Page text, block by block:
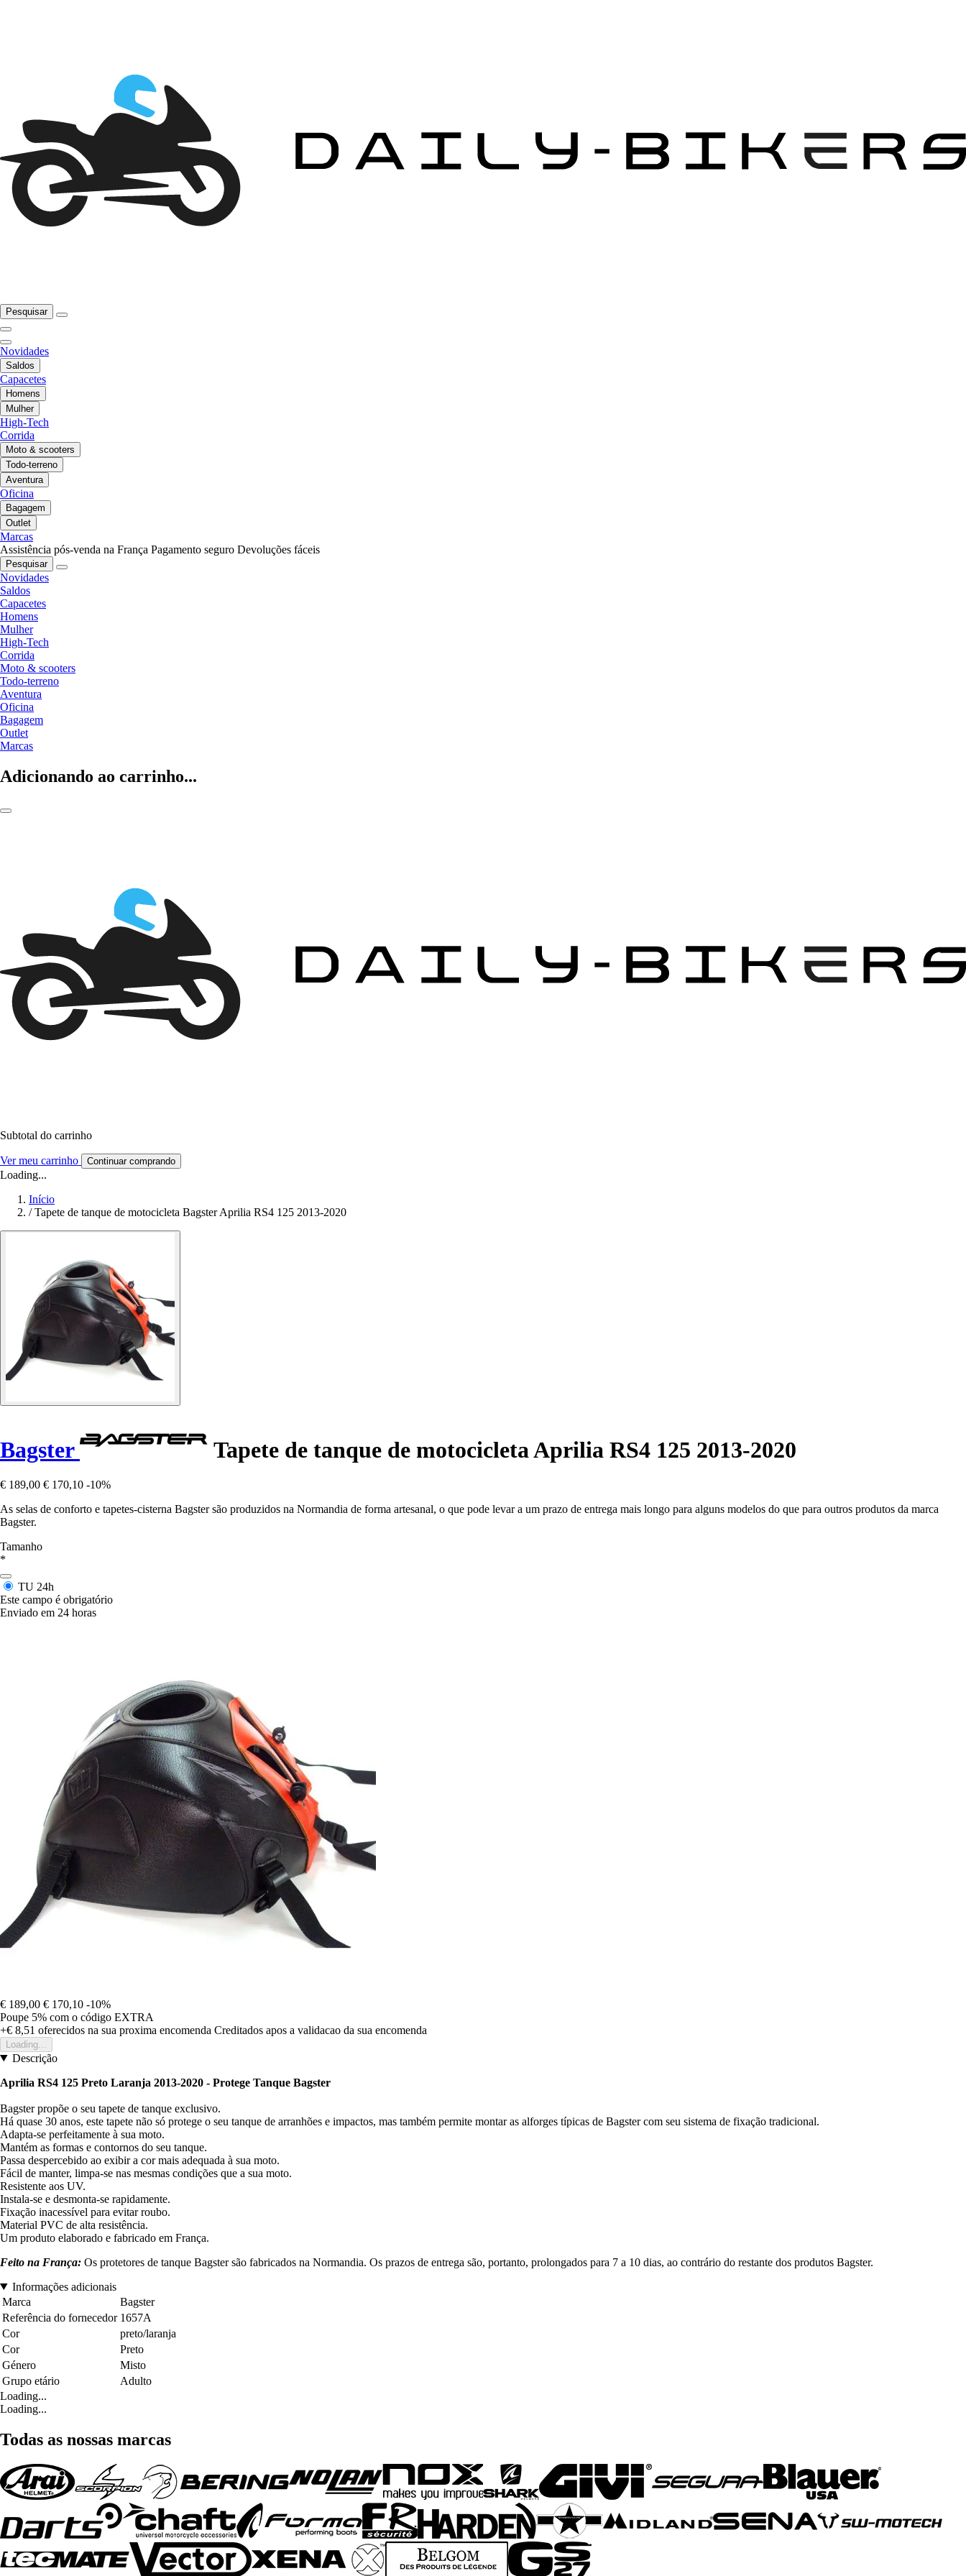
Pesquisar
Novidades
Saldos
Capacetes
Homens
Mulher
High-Tech
Corrida
Moto & scooters
Todo-terreno
Aventura
Oficina
Bagagem
Outlet
Marcas
Assistência pós-venda na França Pagamento seguro Devoluções fáceis
Pesquisar
Novidades
Saldos
Capacetes
Homens
Mulher
High-Tech
Corrida
Moto & scooters
Todo-terreno
Aventura
Oficina
Bagagem
Outlet
Marcas
Adicionando ao carrinho...
Subtotal do carrinho
Ver meu carrinho Continuar comprando
Loading...
Início
/ Tapete de tanque de motocicleta Bagster Aprilia RS4 125 2013-2020
Bagster Tapete de tanque de motocicleta Aprilia RS4 125 2013-2020
€ 189,00 € 170,10 -10%
As selas de conforto e tapetes-cisterna Bagster são produzidos na Normandia de forma artesanal, o que pode levar a um prazo de entrega mais longo para alguns modelos do que para outros produtos da marca
Bagster.
Tamanho
*
TU 24h
Este campo é obrigatório
Enviado em 24 horas
€ 189,00 € 170,10 -10%
Poupe 5% com o código EXTRA
+€ 8,51 oferecidos na sua proxima encomenda Creditados apos a validacao da sua encomenda
Loading...
Descrição
Aprilia RS4 125 Preto Laranja 2013-2020 - Protege Tanque Bagster
Bagster propõe o seu tapete de tanque exclusivo.
Há quase 30 anos, este tapete não só protege o seu tanque de arranhões e impactos, mas também permite montar as alforges típicas de Bagster com seu sistema de fixação tradicional.
Adapta-se perfeitamente à sua moto.
Mantém as formas e contornos do seu tanque.
Passa despercebido ao exibir a cor mais adequada à sua moto.
Fácil de manter, limpa-se nas mesmas condições que a sua moto.
Resistente aos UV.
Instala-se e desmonta-se rapidamente.
Fixação inacessível para evitar roubo.
Material PVC de alta resistência.
Um produto elaborado e fabricado em França.
Feito na França: Os protetores de tanque Bagster são fabricados na Normandia. Os prazos de entrega são, portanto, prolongados para 7 a 10 dias, ao contrário do restante dos produtos Bagster.
Informações adicionais
Marca
Bagster
Referência do fornecedor 1657A
Cor
preto/laranja
Cor
Preto
Género
Misto
Grupo etário
Adulto
Loading...
Loading...
Todas as nossas marcas